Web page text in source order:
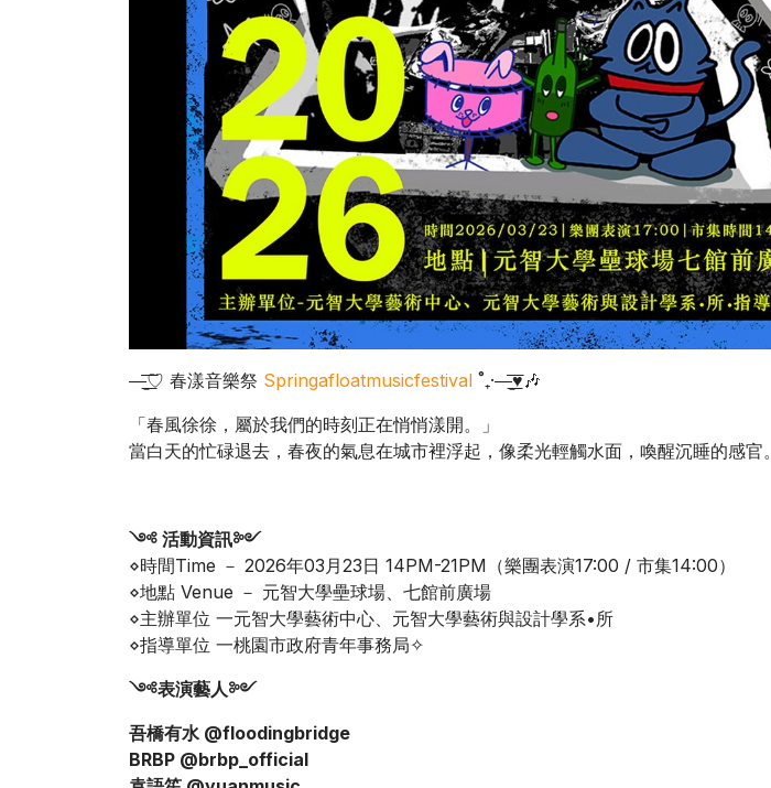
—̳͟͞͞♡ 春漾音樂祭 Springafloatmusicfestival ˚₊·—̳͟͞͞♥🎶
「春風徐徐，屬於我們的時刻正在悄悄漾開。」
當白天的忙碌退去，春夜的氣息在城市裡浮起，像柔光輕觸水面，喚醒沉睡的感官。
༺ 活動資訊༻
⋄時間Time － 2026年03月23日 14PM-21PM（樂團表演17:00 / 市集14:00）
⋄地點 Venue － 元智大學壘球場、七館前廣場
⋄主辦單位 一元智大學藝術中心、元智大學藝術與設計學系•所
⋄指導單位 一桃園市政府青年事務局✧
༺表演藝人༻
吾橋有水 @floodingbridge
BRBP @brbp_official